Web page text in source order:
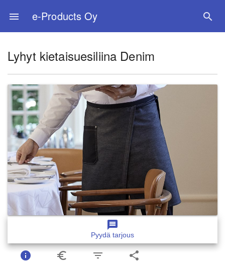
menu e-Products Oy search
Lyhyt kietaisuesiliina Denim
message
Pyydä tarjous
info euro_symbol filter_list share